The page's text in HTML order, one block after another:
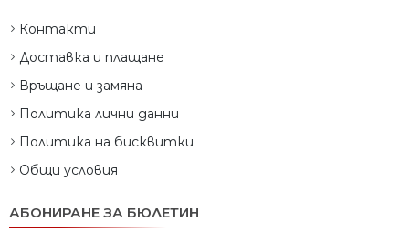
Контакти
Доставка и плащане
Връщане и замяна
Политика лични данни
Политика на бисквитки
Общи условия
АБОНИРАНЕ ЗА БЮЛЕТИН